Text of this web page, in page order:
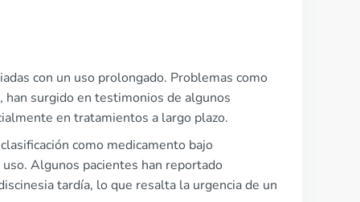
con un uso prolongado. Problemas como
surgido en testimonios de algunos
en tratamientos a largo plazo.
como medicamento bajo
Algunos pacientes han reportado
tardía, lo que resalta la urgencia de un